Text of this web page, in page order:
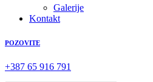
Galerije
Kontakt
POZOVITE
+387 65 916 791